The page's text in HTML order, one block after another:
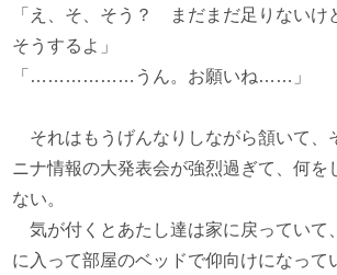
「え、そ、そう？ まだまだ足りないけ
そうするよ」
「………………うん。お願いね……」
それはもうげんなりしながら頷いて、
ニナ情報の大発表会が強烈過ぎて、何を
ない。
気が付くとあたし達は家に戻っていて
に入って部屋のベッドで仰向けになっ